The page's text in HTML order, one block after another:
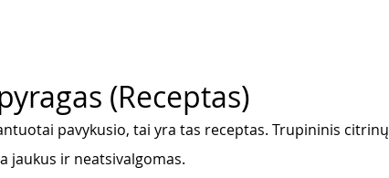
(Receptas)
pavykusio, tai yra tas receptas. Trupininis citrinų
jaukus ir neatsivalgomas.